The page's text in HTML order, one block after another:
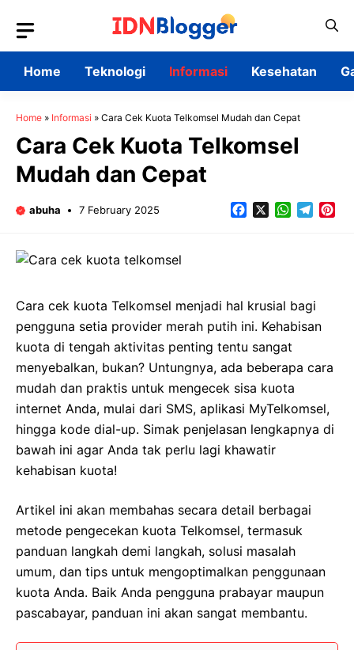
content
Home
Teknologi Informasi Kesehatan
Home » Informasi » Cara Cek Kuota Telkomsel Mudah dan Cepat
Cara Cek Kuota Telkomsel
Mudah dan Cepat
abuha 7 February 2025 FacebookWhatsApp
Cara cek kuota Telkomsel menjadi hal krusial bagi
pengguna setia provider merah putih ini. Kehabisan
kuota di tengah aktivitas penting tentu sangat
menyebalkan, bukan? Untungnya, ada beberapa cara
mudah dan praktis untuk mengecek sisa kuota
internet Anda, mulai dari SMS, aplikasi MyTelkomsel,
hingga kode dial-up. Simak penjelasan lengkapnya di
bawah ini agar Anda tak perlu lagi khawatir
kehabisan kuota!
Artikel ini akan membahas secara detail berbagai
metode pengecekan kuota Telkomsel, termasuk
panduan langkah demi langkah, solusi masalah
umum, dan tips untuk mengoptimalkan penggunaan
kuota Anda. Baik Anda pengguna prabayar maupun
pascabayar, panduan ini akan sangat membantu.